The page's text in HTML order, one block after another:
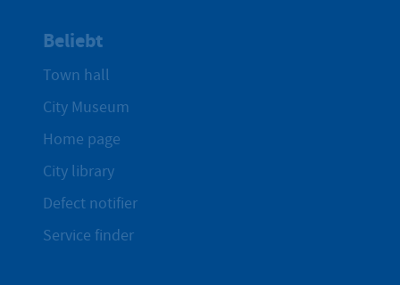
Beliebt
Town hall
City Museum
Home page
City library
Defect notifier
Service finder